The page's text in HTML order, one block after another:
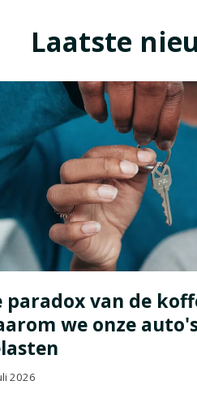
Laatste
paradox van de
we onze
2026